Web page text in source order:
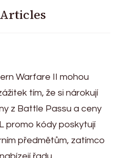
Warfare II mohou
tím, že si nárokují
z Battle Passu a ceny
promo kódy poskytují
předmětům, zatímco